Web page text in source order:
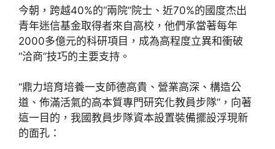
今朝，跨越40%的“兩院”院士、近70%的國度杰出
青年迷信基金取得者來自高校，他們承當著每年
2000多億元的科研項目，成為高程度立異和衝破
“洽商”技巧的主要支持。
“鼎力培育培養一支師德高貴、營業高深、構造公
道、佈滿活氣的高本質專門研究化教員步隊”，向著
這一目的，我國教員步隊資本設置裝備擺設浮現新
的面孔：